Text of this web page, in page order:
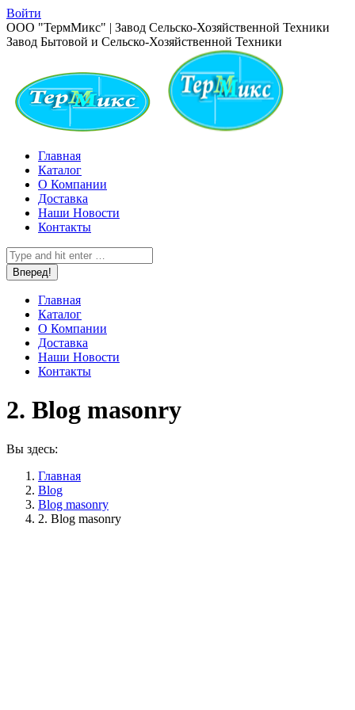
Перейти
к
содержанию
Войти
Страница
Вконтакте
новом
окне
ООО "ТермМикс" | Завод Сельско-Хозяйственной Техники
Завод Бытовой и Сельско-Хозяйственной Техники
Главная
Каталог
О Компании
Доставка
Наши Новости
Контакты
Поиск:
Главная
Каталог
О Компании
Доставка
Наши Новости
Контакты
2. Blog masonry
Вы здесь:
Главная
Blog
Blog masonry
2. Blog masonry